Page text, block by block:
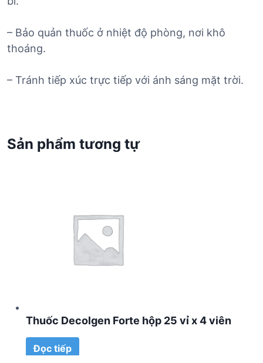
– Bảo quản thuốc ở nhiệt độ phòng, nơi khô
thoáng.
– Tránh tiếp xúc trực tiếp với ánh sáng mặt trời.
Sản phẩm tương tự
Thuốc Decolgen Forte hộp 25 vỉ x 4 viên
Đọc tiếp